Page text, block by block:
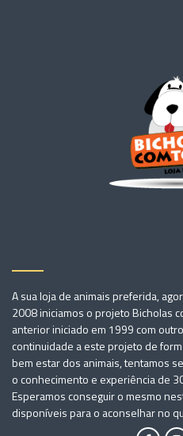
A sua loja de animais preferida,
2008 iniciamos o projeto Bicholas
anterior iniciado em 1999 com
continuidade a este projeto de
bem estar dos animais, tentamos
o conhecimento e experiência de
Esperamos conseguir o mesmo
disponíveis para o aconselhar no